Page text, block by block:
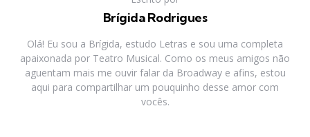
Brígida Rodrigues
Olá! Eu sou a Brígida, estudo Letras e sou uma completa
apaixonada por Teatro Musical. Como os meus amigos não
aguentam mais me ouvir falar da Broadway e afins, estou
aqui para compartilhar um pouquinho desse amor com
vocês.